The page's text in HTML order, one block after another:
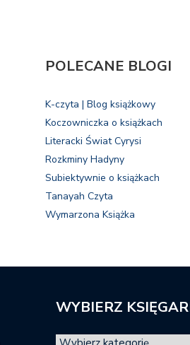
POLECANE BLOGI
K-czyta | Blog książkowy
Koczowniczka o książkach
Literacki Świat Cyrysi
Rozkminy Hadyny
Subiektywnie o książkach
Tanayah Czyta
Wymarzona Książka
WYBIERZ